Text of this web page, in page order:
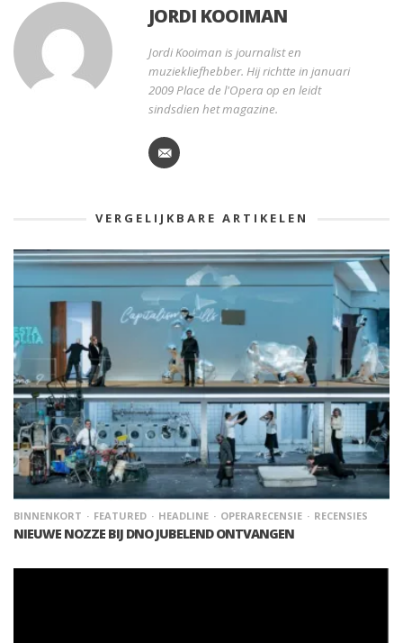
JORDI KOOIMAN
Jordi Kooiman is journalist en
muziekliefhebber. Hij richtte in januari
2009 Place de l'Opera op en leidt
sindsdien het magazine.
VERGELIJKBARE ARTIKELEN
BINNENKORT FEATURED HEADLINE OPERARECENSIE RECENSIES
NIEUWE NOZZE BIJ DNO JUBELEND ONTVANGEN